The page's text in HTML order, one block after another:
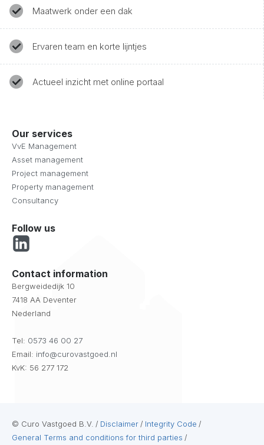
Maatwerk onder een dak
Ervaren team en korte lijntjes
Actueel inzicht met online portaal
Our services
VvE Management
Asset management
Project management
Property management
Consultancy
Follow us
Contact information
Bergweidedijk 10
7418 AA Deventer
Nederland
Tel: 0573 46 00 27
Email: info@curovastgoed.nl
KvK: 56 277 172
© Curo Vastgoed B.V. / Disclaimer / Integrity Code /
General Terms and conditions for third parties /